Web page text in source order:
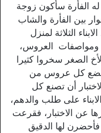
الفأرة سأكون زوجة
بين الفأرة والشاب
الثلاثة لمنزل
ومواصفات العروس،
الصغر سخروا كثيرا
يضع كل عروس من
أن تصنع كل
على طلب والدهم،
عن الاختبار، فقرعت
لها الدقيق